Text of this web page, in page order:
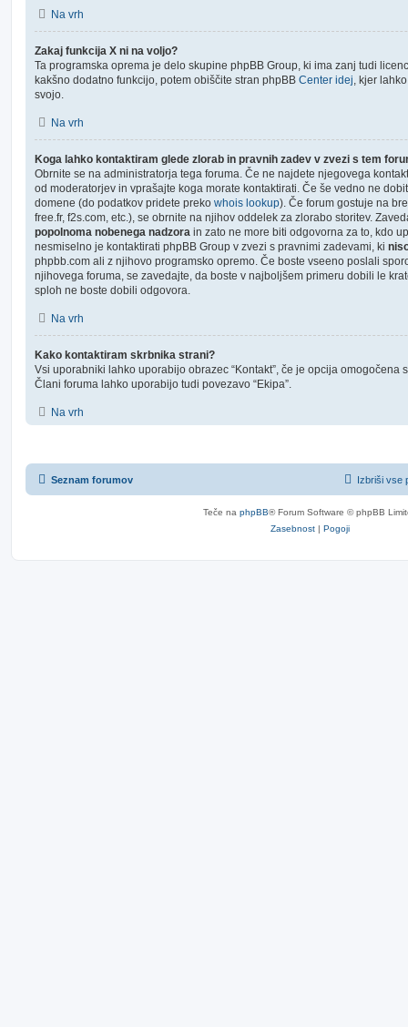
Na vrh
Zakaj funkcija X ni na voljo?
Ta programska oprema je delo skupine phpBB Group, ki ima zanj tudi
kakšno dodatno funkcijo, potem obiščite stran phpBB Center idej , kjer
svojo.
Na vrh
Koga lahko kontaktiram glede zlorab in pravnih zadev v zvezi s tem
Obrnite se na administratorja tega foruma. Če ne najdete njegovega
od moderatorjev in vprašajte koga morate kontaktirati. Če še vedno ne
domene (do podatkov pridete preko whois lookup). Če forum gostuje na
free.fr, f2s.com, etc.), se obrnite na njihov oddelek za zlorabo storitev.
popolnoma nobenega nadzora in zato ne more biti odgovorna za to, kdo
nesmiselno je kontaktirati phpBB Group v zvezi s pravnimi zadevami, ki
phpbb.com ali z njihovo programsko opremo. Če boste vseeno poslali
njihovega foruma, se zavedajte, da boste v najboljšem primeru dobili le
sploh ne boste dobili odgovora.
Na vrh
Kako kontaktiram skrbnika strani?
Vsi uporabniki lahko uporabijo obrazec “Kontakt”, če je opcija omogočena
Člani foruma lahko uporabijo tudi povezavo “Ekipa”.
Na vrh
Seznam forumov Izbriši vse
Teče na phpBB® Forum Software © phpBB
Zasebnost | Pogoji